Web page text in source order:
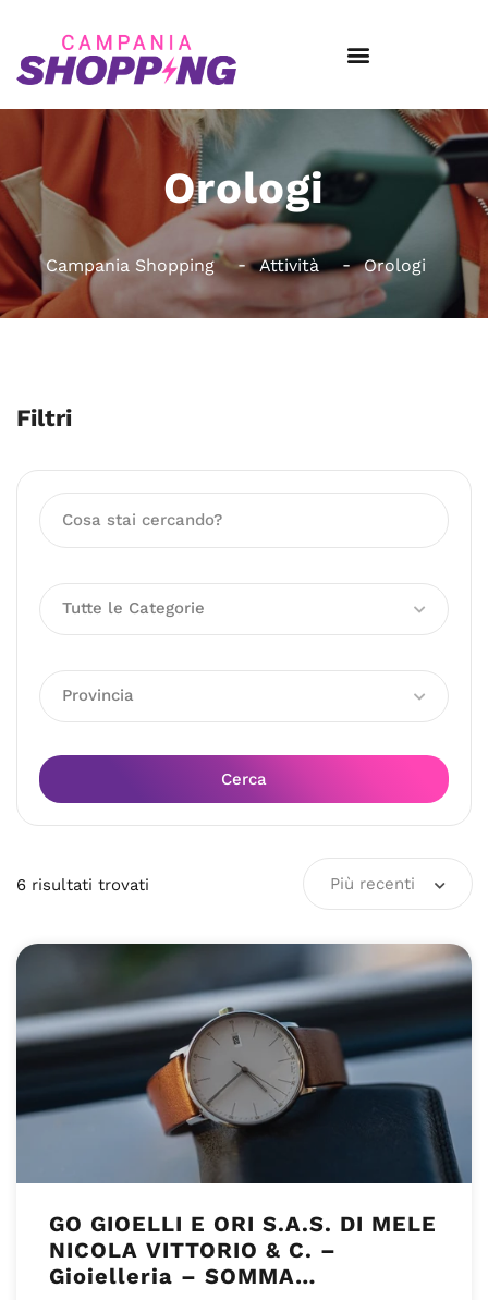
Orologi
Campania Shopping Attività Orologi
Filtri
Tutte le Categorie
Provincia
Cerca
6 risultati trovati Più recenti
GO GIOELLI E ORI S.A.S. DI MELE
NICOLA VITTORIO & C. –
Gioielleria – SOMMA